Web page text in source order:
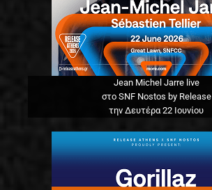
Jean Michel Jarre live
στο SNF Nostos by Release
την Δευτέρα 22 Ιουνίου